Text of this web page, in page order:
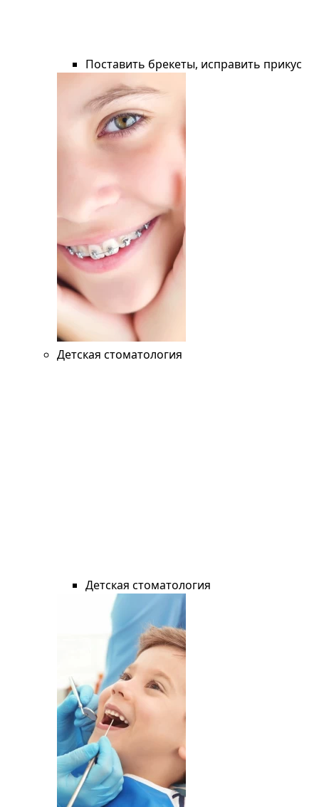
Поставить брекеты, исправить прикус
Детская стоматология
Детская стоматология